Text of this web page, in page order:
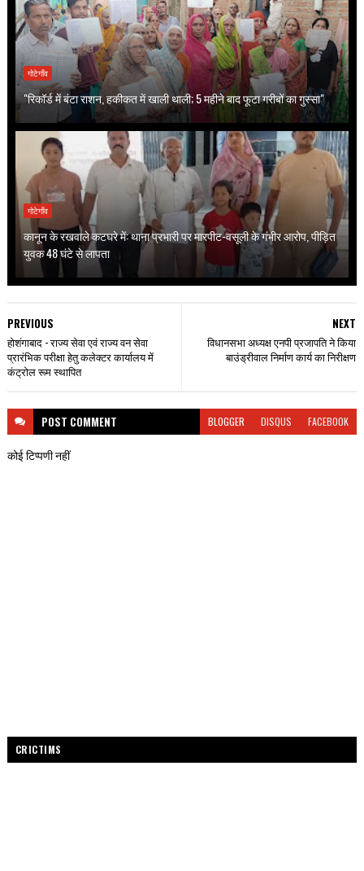
गोटेगाँव
"रिकॉर्ड में बंटा राशन, हकीकत में खाली थाली; 5 महीने बाद फूटा गरीबों का गुस्सा"
गोटेगाँव
कानून के रखवाले कटघरे में: थाना प्रभारी पर मारपीट-वसूली के गंभीर आरोप, पीड़ित
युवक 48 घंटे से लापता
NEXT
विधानसभा अध्यक्ष एनपी प्रजापति ने किया
बाउंड्रीवाल निर्माण कार्य का निरीक्षण
PREVIOUS
होशंगाबाद - राज्य सेवा एवं राज्य वन सेवा
प्रारंभिक परीक्षा हेतु कलेक्टर कार्यालय में
कंट्रोल रूम स्थापित
POST COMMENT BLOGGER DISQUS FACEBOOK
कोई टिप्पणी नहीं
CRICTIMS